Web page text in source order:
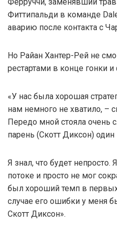
Ферруччи, заменявший
Фиттипальди в команде
аварию после контакта с
Но Райан Хантер-Рей не
рестартами в конце гонки
«У нас была хорошая
нам немного не хватило, –
Передо мной стояла очень
парень (Скотт Диксон)
Я знал, что будет
потоке и просто не мог
был хороший темп в
случае его ошибки у меня
Скотт Диксон».